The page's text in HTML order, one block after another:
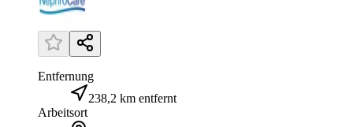
Entfernung
238,2 km entfernt
Arbeitsort